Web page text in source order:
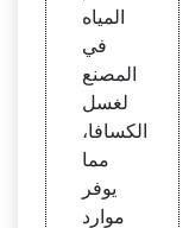
المياه
في
المصنع
لغسل
الكسافا،
مما
يوفر
موارد